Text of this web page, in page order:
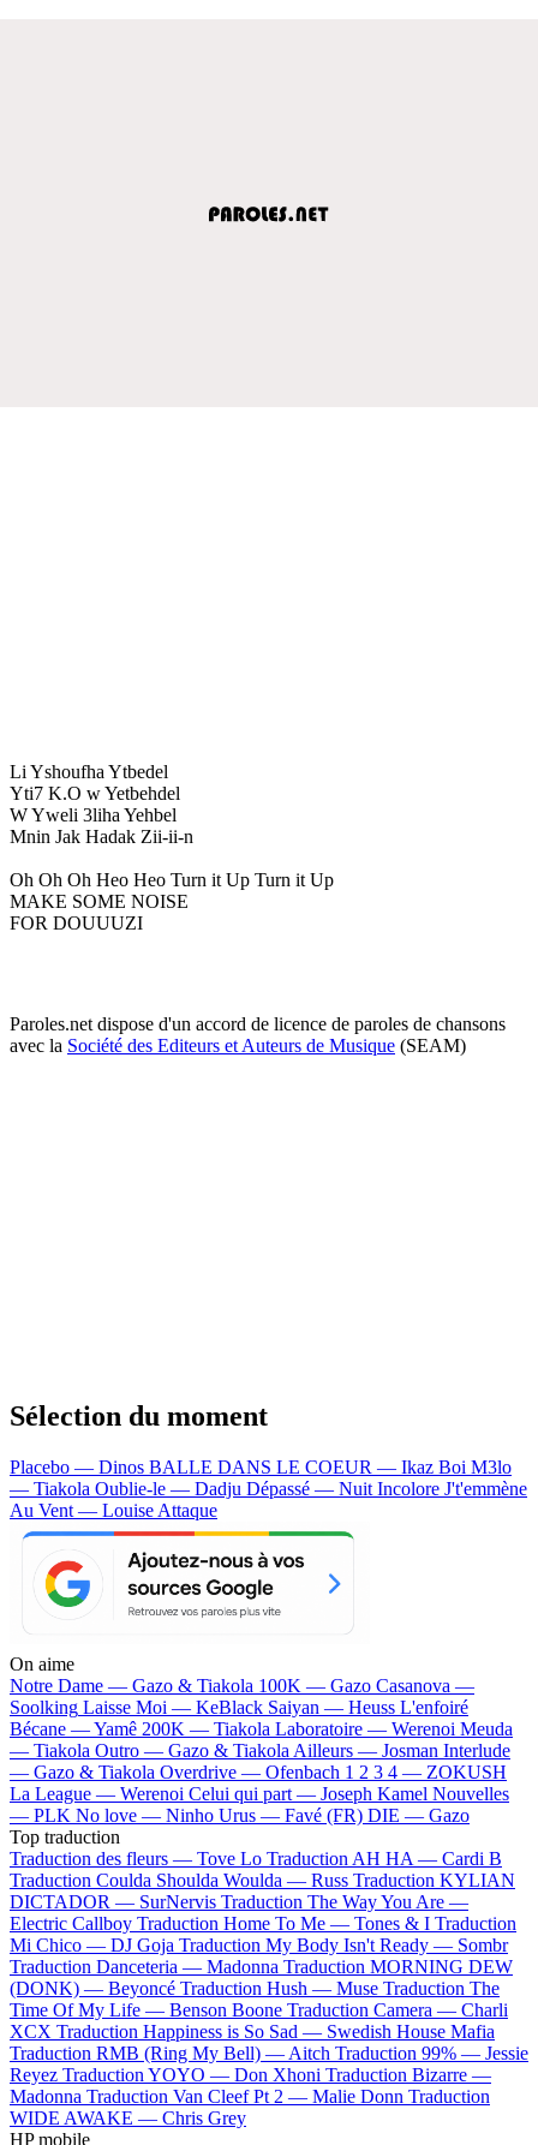
Li Yshoufha Ytbedel
Yti7 K.O w Yetbehdel
W Yweli 3liha Yehbel
Mnin Jak Hadak Zii-ii-n
Oh Oh Oh Heo Heo Turn it Up Turn it Up
MAKE SOME NOISE
FOR DOUUUZI
Paroles.net dispose d'un accord de licence de paroles de chansons
avec la Société des Editeurs et Auteurs de Musique (SEAM)
Sélection du moment
Placebo — Dinos BALLE DANS LE COEUR — Ikaz Boi M3lo
— Tiakola Oublie-le — Dadju Dépassé — Nuit Incolore J't'emmène
Au Vent — Louise Attaque
On aime
Notre Dame — Gazo & Tiakola 100K — Gazo Casanova —
Soolking Laisse Moi — KeBlack Saiyan — Heuss L'enfoiré
Bécane —Yamê 200K — Tiakola Laboratoire — Werenoi Meuda
— Tiakola Outro — Gazo & Tiakola Ailleurs — Josman Interlude
— Gazo & Tiakola Overdrive — Ofenbach 1 2 3 4 — ZOKUSH
La League — Werenoi Celui qui part — Joseph Kamel Nouvelles
— PLK No love — Ninho Urus — Favé (FR) DIE — Gazo
Top traduction
Traduction des fleurs — Tove Lo Traduction AH HA — Cardi B
Traduction Coulda Shoulda Woulda — Russ Traduction KYLIAN
DICTADOR — SurNervis Traduction The Way You Are —
Electric Callboy Traduction Home To Me — Tones & I Traduction
Mi Chico — DJ Goja Traduction My Body Isn't Ready — Sombr
Traduction Danceteria — Madonna Traduction MORNING DEW
(DONK) — Beyoncé Traduction Hush — Muse Traduction The
Time Of My Life — Benson Boone Traduction Camera — Charli
XCX Traduction Happiness is So Sad — Swedish House Mafia
Traduction RMB (Ring My Bell) — Aitch Traduction 99% — Jessie
Reyez Traduction YOYO — Don Xhoni Traduction Bizarre —
Madonna Traduction Van Cleef Pt 2 — Malie Donn Traduction
WIDE AWAKE — Chris Grey
HP mobile